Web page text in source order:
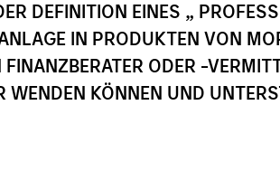
DEFINITION EINES „
IN PRODUKTEN VON
ODER -
KÖNNEN UND